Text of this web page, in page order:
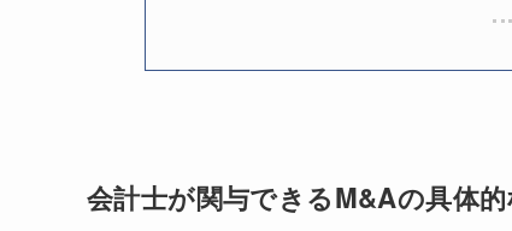
会計士が関与できるM&Aの具体